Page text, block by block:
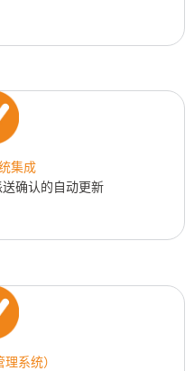
集成
确认的自动更新
系统）